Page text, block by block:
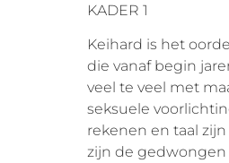
KADER 1
Keihard is het
die vanaf begin
veel te veel met
seksuele
rekenen en taal
zijn de